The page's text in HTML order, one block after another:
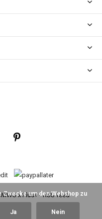
xPlus+-RSS feed
um den Webshop zu
Ja Nein